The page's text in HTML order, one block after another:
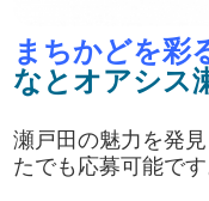
まちかどを彩
なとオアシス
瀬戸田の魅力を発
たでも応募可能です